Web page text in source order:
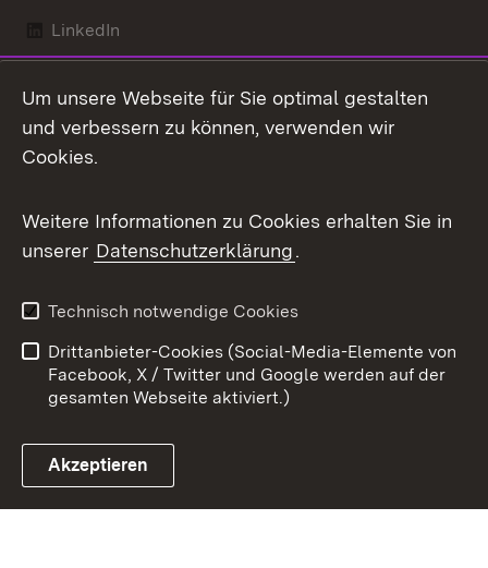
LinkedIn
X / Twitter
Youtube
Link zum Landesportal
Kontakt
Datenschutz
Barrierefreiheit
Impressum
Cookies
Um unsere Webseite für Sie optimal gestalten
und verbessern zu können, verwenden wir
Cookies.
Weitere Informationen zu Cookies erhalten Sie in
unserer Datenschutzerklärung.
Technisch notwendige Cookies
Drittanbieter-Cookies (Social-Media-Elemente von
Facebook, X / Twitter und Google werden auf der
gesamten Webseite aktiviert.)
Akzeptieren